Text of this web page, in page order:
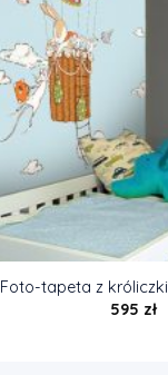
Foto-tapeta z
595 zł